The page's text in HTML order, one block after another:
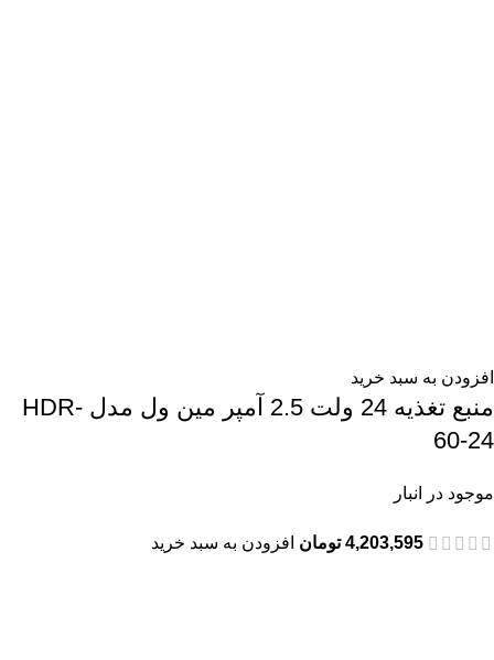
افزودن به سبد خرید
منبع تغذیه 24 ولت 2.5 آمپر مین ول مدل HDR-
60-24
موجود در انبار
4,203,595 تومان افزودن به سبد خرید